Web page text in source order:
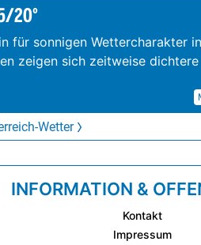
20°
für sonnigen Wettercharakter
zeigen sich zeitweise dichtere
Wetter
INFORMATION &
Kontakt
Impressum